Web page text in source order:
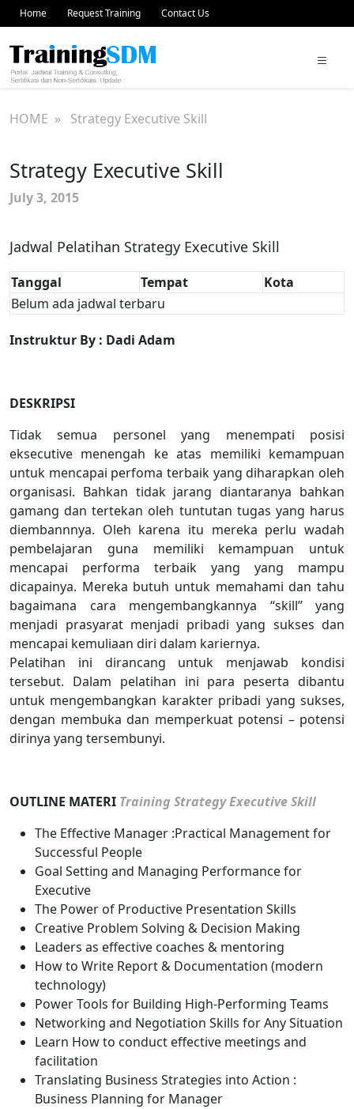
Home Request Training Contact Us
HOME » Strategy Executive Skill
Strategy Executive Skill
July 3, 2015
Jadwal Pelatihan Strategy Executive Skill
Tanggal Tempat
Kota
Belum ada jadwal terbaru
Instruktur By : Dadi Adam
DESKRIPSI
Tidak semua personel yang menempati posisi
eksecutive menengah ke atas memiliki kemampuan
untuk mencapai perfoma terbaik yang diharapkan oleh
organisasi. Bahkan tidak jarang diantaranya bahkan
gamang dan tertekan oleh tuntutan tugas yang harus
diembannnya. Oleh karena itu mereka perlu wadah
pembelajaran guna memiliki kemampuan untuk
mencapai performa terbaik yang yang mampu
dicapainya. Mereka butuh untuk memahami dan tahu
bagaimana cara mengembangkannya “skill” yang
menjadi prasyarat menjadi pribadi yang sukses dan
mencapai kemuliaan diri dalam kariernya.
Pelatihan ini dirancang untuk menjawab kondisi
tersebut. Dalam pelatihan ini para peserta dibantu
untuk mengembangkan karakter pribadi yang sukses,
dengan membuka dan memperkuat potensi – potensi
dirinya yang tersembunyi.
OUTLINE MATERI Training Strategy Executive Skill
The Effective Manager :Practical Management for
Successful People
Goal Setting and Managing Performance for
Executive
The Power of Productive Presentation Skills
Creative Problem Solving & Decision Making
Leaders as effective coaches & mentoring
How to Write Report & Documentation (modern
technology)
Power Tools for Building High-Performing Teams
Networking and Negotiation Skills for Any Situation
Learn How to conduct effective meetings and
facilitation
Translating Business Strategies into Action :
Business Planning for Manager